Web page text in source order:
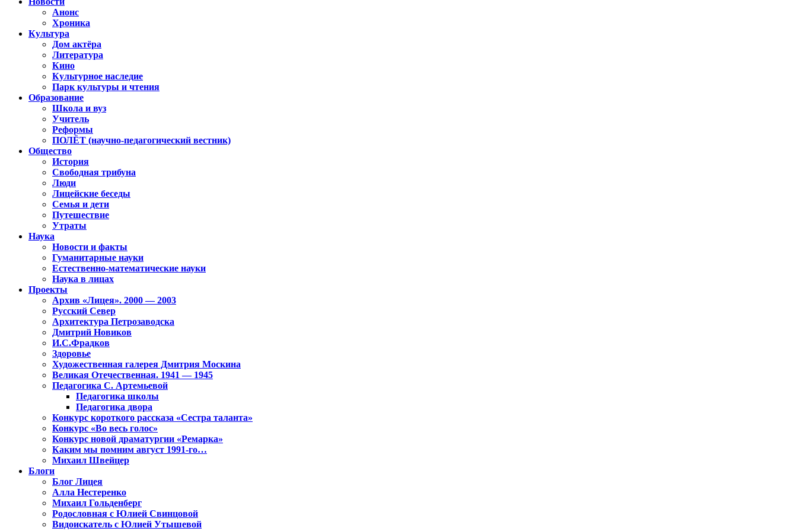
Анонс
Хроника
Культура
Дом актёра
Литература
Кино
Культурное наследие
Парк культуры и чтения
Образование
Школа и вуз
Учитель
Реформы
ПОЛЁТ (научно-педагогический вестник)
Общество
История
Свободная трибуна
Люди
Лицейские беседы
Семья и дети
Путешествие
Утраты
Наука
Новости и факты
Гуманитарные науки
Естественно-математические науки
Наука в лицах
Проекты
Архив «Лицея». 2000 — 2003
Русский Север
Архитектура Петрозаводска
Дмитрий Новиков
И.С.Фрадков
Здоровье
Художественная галерея Дмитрия Москина
Великая Отечественная. 1941 — 1945
Педагогика С. Артемьевой
Педагогика школы
Педагогика двора
Конкурс короткого рассказа «Сестра таланта»
Конкурс «Во весь голос»
Конкурс новой драматургии «Ремарка»
Каким мы помним август 1991-го…
Михаил Швейцер
Блоги
Блог Лицея
Алла Нестеренко
Михаил Гольденберг
Родословная с Юлией Свинцовой
Видоискатель с Юлией Утышевой